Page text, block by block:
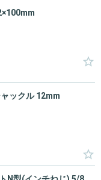
ックル 12mm